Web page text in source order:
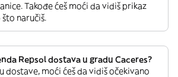
Takođe ćeš moći da vidiš prikaz
naručiš.
Repsol dostava u gradu Caceres?
dostave, moći ćeš da vidiš očekivano